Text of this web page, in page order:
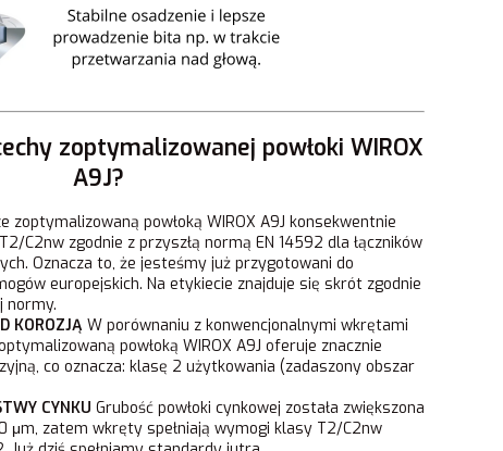
zoptymalizowanej powłoki WIROX
A9J?
zoptymalizowaną powłoką WIROX A9J konsekwentnie
C2nw zgodnie z przyszłą normą EN 14592 dla łączników
Oznacza to, że jesteśmy już przygotowani do
europejskich. Na etykiecie znajduje się skrót zgodnie
normy.
KOROZJĄ W porównaniu z konwencjonalnymi wkrętami
powłoką WIROX A9J oferuje znacznie
co oznacza: klasę 2 użytkowania (zadaszony obszar
CYNKU Grubość powłoki cynkowej została zwiększona
μm, zatem wkręty spełniają wymogi klasy T2/C2nw